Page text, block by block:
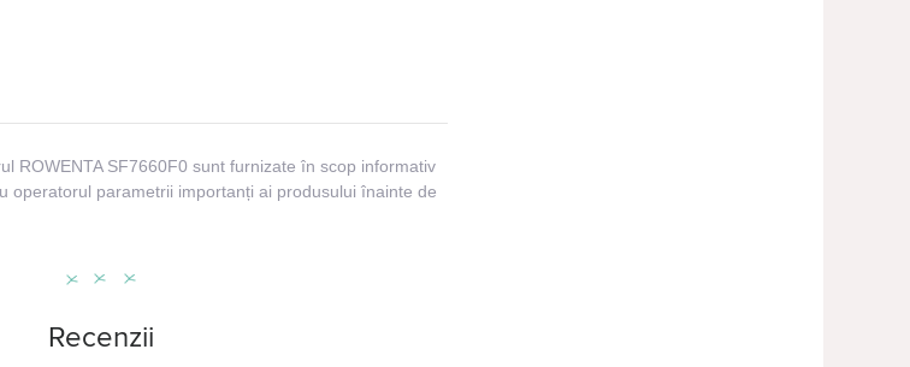
ROWENTA SF7660F0 sunt furnizate în scop informativ
operatorul parametrii importanți ai produsului înainte de
Recenzii